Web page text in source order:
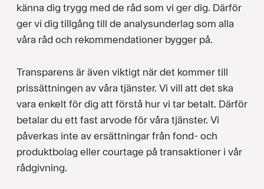
känna dig trygg med de råd som vi ger dig. Därför
ger vi dig tillgång till de analysunderlag som alla
våra råd och rekommendationer bygger på.
Transparens är även viktigt när det kommer till
prissättningen av våra tjänster. Vi vill att det ska
vara enkelt för dig att förstå hur vi tar betalt. Därför
betalar du ett fast arvode för våra tjänster. Vi
påverkas inte av ersättningar från fond- och
produktbolag eller courtage på transaktioner i vår
rådgivning.